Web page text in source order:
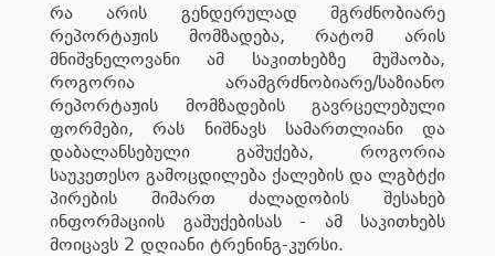
რა არის გენდერულად მგრძნობიარე
რეპორტაჟის მომზადება, რატომ არის
მნიშვნელოვანი ამ საკითხებზე მუშაობა,
როგორია არამგრძნობიარე/საზიანო
რეპორტაჟის მომზადების გავრცელებული
ფორმები, რას ნიშნავს სამართლიანი და
დაბალანსებული გაშუქება, როგორია
საუკეთესო გამოცდილება ქალების და ლგბტქი
პირების მიმართ ძალადობის შესახებ
ინფორმაციის გაშუქებისას - ამ საკითხებს
მოიცავს 2 დღიანი ტრენინგ-კურსი.